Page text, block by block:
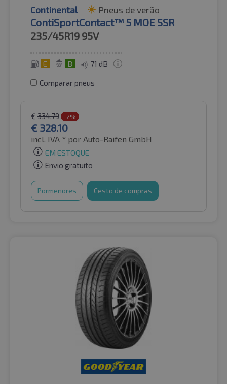
Continental Pneus de verão
ContiSportContact™ 5 MOE SSR
235/45R19 95V
E B 71 dB
Comparar pneus
€ 334.79 -2%
€ 328.10
incl. IVA * por Auto-Raifen GmbH
EM ESTOQUE
Envio gratuito
Pormenores Cesto de compras